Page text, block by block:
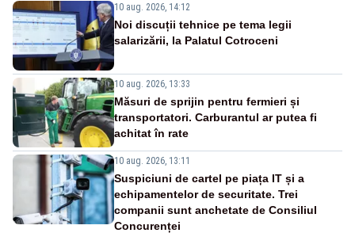
10 aug. 2026, 14:12
Noi discuții tehnice pe tema legii
salarizării, la Palatul Cotroceni
10 aug. 2026, 13:33
Măsuri de sprijin pentru fermieri și
transportatori. Carburantul ar putea fi
achitat în rate
10 aug. 2026, 13:11
Suspiciuni de cartel pe piața IT și a
echipamentelor de securitate. Trei
companii sunt anchetate de Consiliul
Concurenței